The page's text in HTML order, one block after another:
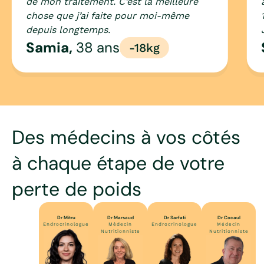
chose que j’ai faite pour moi-même
depuis longtemps.
Samia, 38 ans -18kg
Des médecins à vos côtés
à chaque étape de votre
perte de poids
Dr Mitru
Endrocrinologue
Dr Marsaud
Médecin
Nutritionniste
Dr Sarfati
Endrocrinologue
Dr Cocaul
Médecin
Nutritionniste